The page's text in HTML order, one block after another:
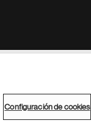
Configuración de cookies